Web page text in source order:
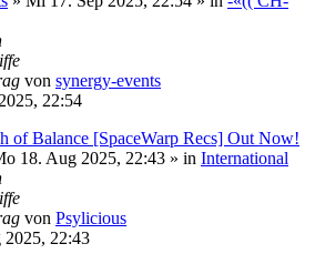
von synergy-events
22:54
of Balance [SpaceWarp Recs] Out Now!
18. Aug 2025, 22:43 » in International
von Psylicious
22:43